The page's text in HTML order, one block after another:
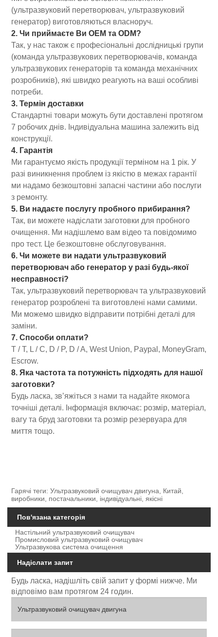
(ультразвуковий перетворювач, ультразвуковий
генератор) виготовляються власноруч.
2. Чи приймаєте Ви OEM та ODM?
Так, у нас також є професіональні дослідницькі групи
(команда ультразвукових перетворювачів, команда
ультразвукових генераторів та команда механічних
розробників), які швидко реагують на ваші особливі
потреби.
3. Термін доставки
Стандартні товари можуть бути доставлені протягом
7 робочих днів. Індивідуальна машина залежить від
конструкції.
4. Гарантія
Ми гарантуємо якість продукції терміном на 1 рік. У
разі виникнення проблем із якістю в межах гарантії
ми надамо безкоштовні запасні частини або послуги
з ремонту.
5. Ви надаєте послугу пробного прибирання?
Так, ви можете надіслати заготовки для пробного
очищення. Ми надішлемо вам відео та повідомимо
про тест. Це безкоштовне обслуговування.
6. Чи можете ви надати ультразвуковий
перетворювач або генератор у разі будь-якої
несправності?
Так, ультразвуковий перетворювач та ультразвуковий
генератор розроблені та виготовлені нами самими.
Ми можемо швидко відправити потрібні деталі для
заміни.
7. Способи оплати?
T / T, L / C, D / P, D / A, West Union, Paypal, MoneyGram,
Escrow.
8. Яка частота та потужність підходять для нашої
заготовки?
Будь ласка, зв’яжіться з нами та надайте якомога
точніші деталі. Інформація включає: розмір, матеріал,
вагу та бруд заготовки та розмір резервуара для
миття тощо.
Гарячі теги: Ультразвуковий очищувач двигуна, Китай,
виробники, постачальники, індивідуальні, якісні
Пов'язана категорія
Настільний ультразвуковий очищувач
Промисловий ультразвуковий очищувач
Ультразвукова система очищення
Надіслати запит
Будь ласка, надішліть свій запит у формі нижче. Ми
відповімо вам протягом 24 годин.